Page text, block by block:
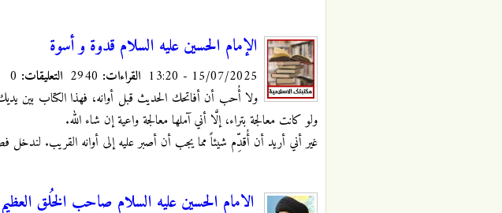
الإمام الحسين عليه السلام قدوة و أسوة
15/07/2025 - 13:20 القراءات: التعليقات:
ولا أُحب أن أفاتحك الحديث قبل أوانه، فهذا الكتاب بين
ولو كانت معالجة بتراء، إلَّا أني آملها معالجة واعية إن شاء الله.
غير أني أريد أن أُقدِّم شيئاً مما يجب أن أصبر عليه إلى أوانه القريب.
الامام الحسين عليه السلام صاحب الخُلق العظيم